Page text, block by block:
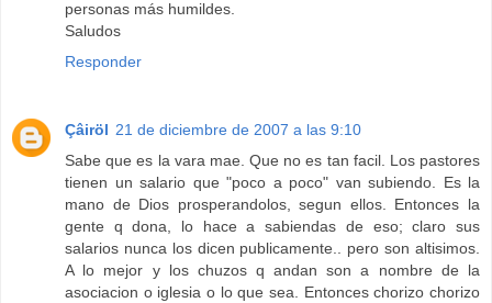
personas más humildes.
Saludos
Responder
Çâiröl 21 de diciembre de 2007 a las 9:10
Sabe que es la vara mae. Que no es tan facil. Los pastores
tienen un salario que "poco a poco" van subiendo. Es la
mano de Dios prosperandolos, segun ellos. Entonces la
gente q dona, lo hace a sabiendas de eso; claro sus
salarios nunca los dicen publicamente.. pero son altisimos.
A lo mejor y los chuzos q andan son a nombre de la
asociacion o iglesia o lo que sea. Entonces chorizo chorizo